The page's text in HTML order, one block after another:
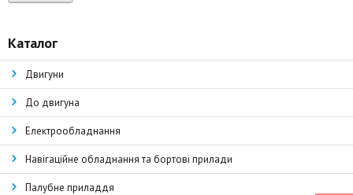
Каталог
Двигуни
До двигуна
Електрообладнання
Навігаційне обладнання та бортові прилади
Палубне приладдя